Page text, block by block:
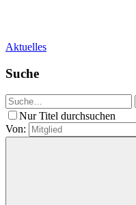
Aktuelles
Suche
Nur Titel durchsuchen
Von: